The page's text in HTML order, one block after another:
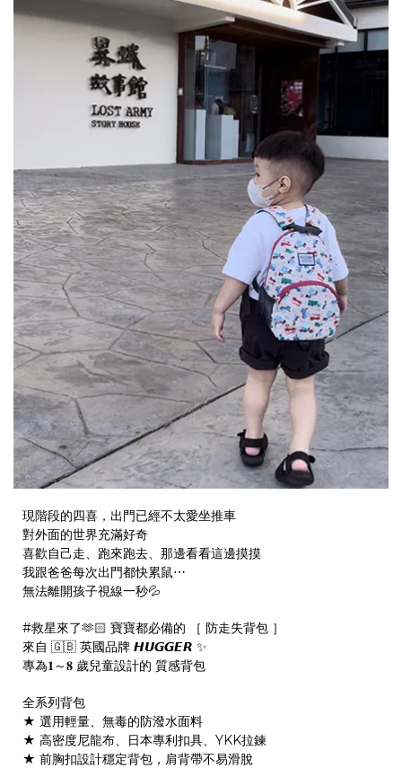
現階段的四喜，出門已經不太愛坐推車
對外面的世界充滿好奇
喜歡自己走、跑來跑去、那邊看看這邊摸摸
我跟爸爸每次出門都快累鼠⋯
無法離開孩子視線一秒💦
#救星來了🫶🏻 寶寶都必備的 ［ 防走失背包 ］
來自 🇬🇧 英國品牌 𝙃𝙐𝙂𝙂𝙀𝙍 ✨
專為𝟏～𝟖 歲兒童設計的 質感背包
全系列背包
★ 選用輕量、無毒的防潑水面料
★ 高密度尼龍布、日本專利扣具、YKK拉鍊
★ 前胸扣設計穩定背包，肩背帶不易滑脫